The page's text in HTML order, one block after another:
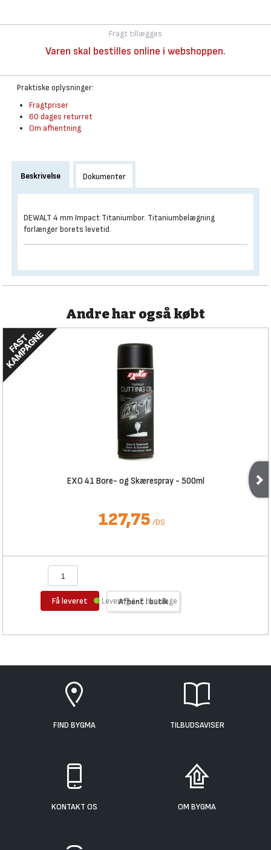
Fragt tillægges
Varen skal bestilles online i webshoppen.
Praktiske oplysninger:
Fragtpriser
60 dages returret
Om afhentning
Beskrivelse Dokumenter
DEWALT 4 mm Impact Titaniumbor. Titaniumbelægning
forlænger borets levetid.
Andre har også købt
EXO 41 Bore- og Skærespray - 500ml
127,75 /DS
Få leveret Afhent i butik
Levering 1-2 hverdage
FIND BYGMA TILBUDSAVISER
KONTAKT OS OM BYGMA